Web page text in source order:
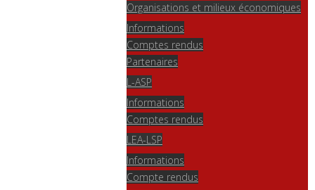
Organisations et milieux économiques
Informations
Comptes rendus
Partenaires
L-ASP
Informations
Comptes rendus
LEA-LSP
Informations
Compte rendus